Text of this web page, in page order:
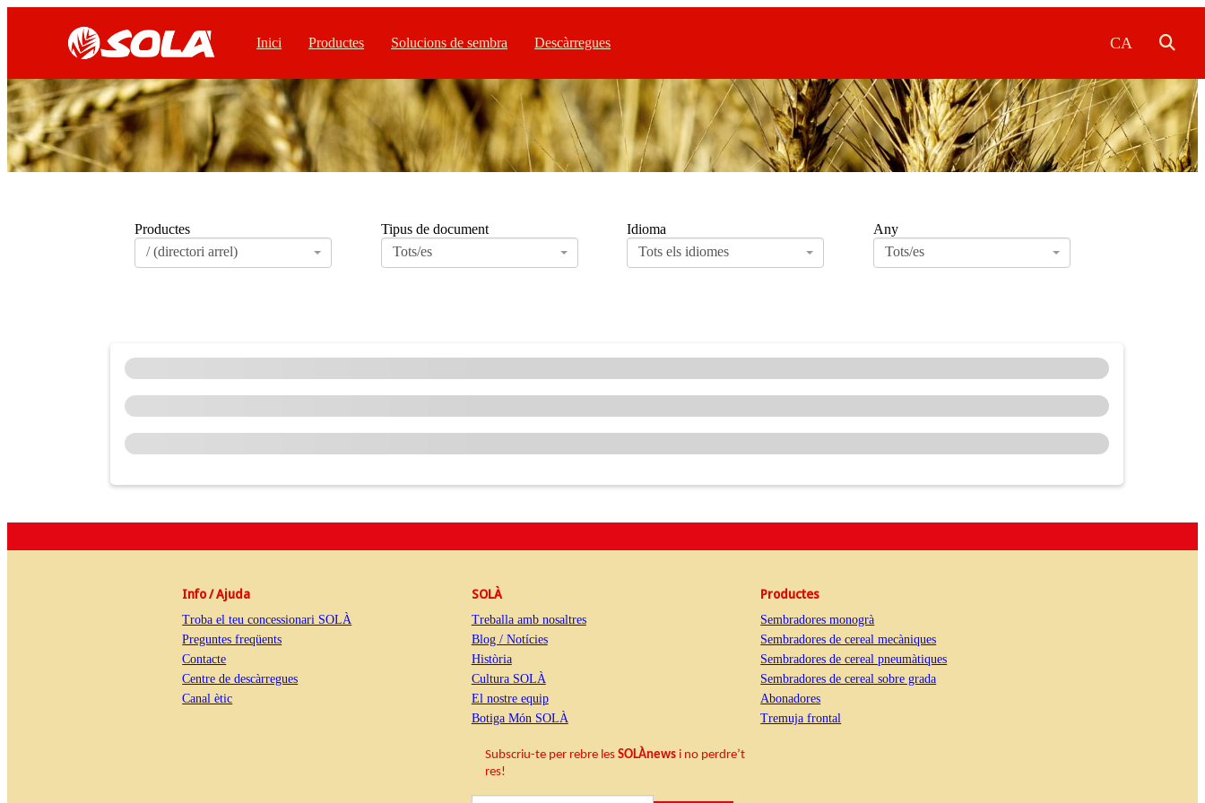
Inici Productes Solucions de sembra Descàrregues CA
Idioma
Tots els idiomes
Productes
/ (directori arrel)
Tipus de document
Tots/es
Any
Tots/es
Info / Ajuda
Troba el teu concessionari SOLÀ
Preguntes freqüents
Contacte
Centre de descàrregues
Canal ètic
SOLÀ
Treballa amb nosaltres
Blog / Notícies
Història
Cultura SOLÀ
El nostre equip
Botiga Món SOLÀ
Productes
Sembradores monogrà
Sembradores de cereal mecàniques
Sembradores de cereal pneumàtiques
Sembradores de cereal sobre grada
Abonadores
Tremuja frontal
Subscriu-te per rebre les SOLÀnewsi no perdre’t
res!